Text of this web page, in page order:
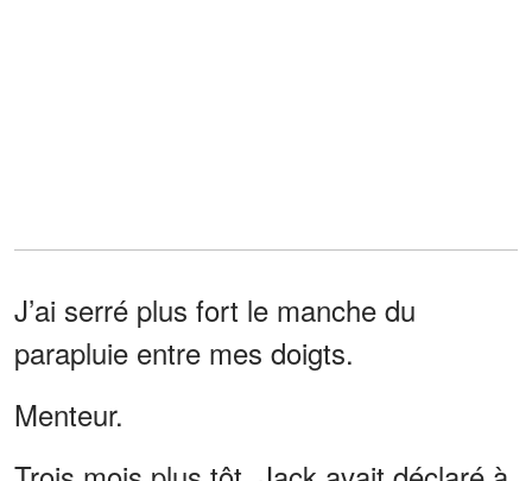
J’ai serré plus fort le manche du
parapluie entre mes doigts.
Menteur.